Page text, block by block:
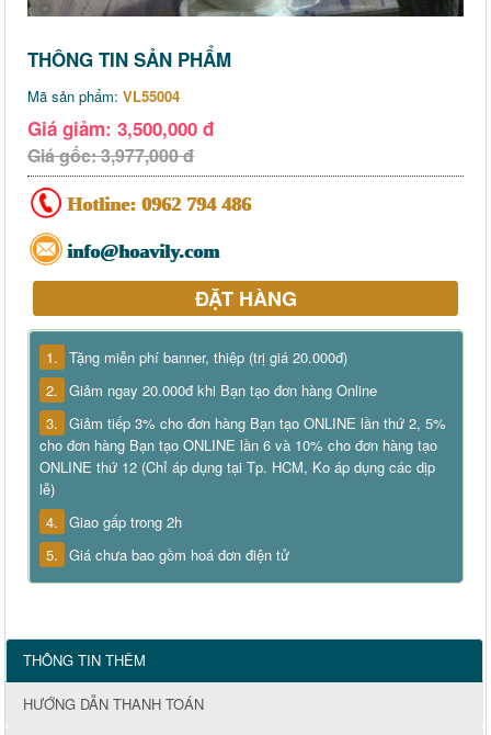
THÔNG TIN SẢN PHẨM
Mã sản phẩm: VL55004
Giá giảm: 3,500,000 đ
Giá gốc: 3,977,000 đ
Hotline: 0962 794 486
info@hoavily.com
ĐẶT HÀNG
1. Tặng miễn phí banner, thiệp (trị giá 20.000đ)
2. Giảm ngay 20.000đ khi Bạn tạo đơn hàng Online
3. Giảm tiếp 3% cho đơn hàng Bạn tạo ONLINE lần thứ 2, 5%
cho đơn hàng Bạn tạo ONLINE lần 6 và 10% cho đơn hàng tạo
ONLINE thứ 12 (Chỉ áp dụng tại Tp. HCM, Ko áp dụng các dịp
lễ)
4. Giao gấp trong 2h
5. Giá chưa bao gồm hoá đơn điện tử
THÔNG TIN THÊM
HƯỚNG DẪN THANH TOÁN